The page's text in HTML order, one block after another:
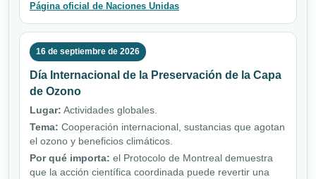
Página oficial de Naciones Unidas
16 de septiembre de 2026
Día Internacional de la Preservación de la Capa
de Ozono
Lugar: Actividades globales.
Tema: Cooperación internacional, sustancias que agotan
el ozono y beneficios climáticos.
Por qué importa: el Protocolo de Montreal demuestra
que la acción científica coordinada puede revertir una